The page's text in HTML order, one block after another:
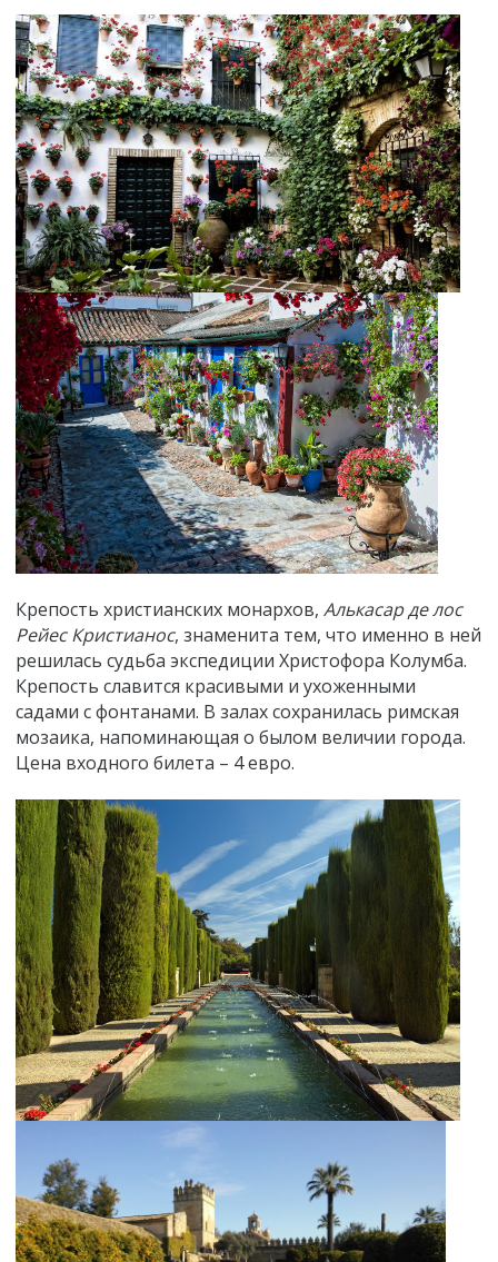
Крепость христианских монархов, Алькасар де лос
Рейес Кристианос, знаменита тем, что именно в ней
решилась судьба экспедиции Христофора Колумба.
Крепость славится красивыми и ухоженными
садами с фонтанами. В залах сохранилась римская
мозаика, напоминающая о былом величии города.
Цена входного билета – 4 евро.